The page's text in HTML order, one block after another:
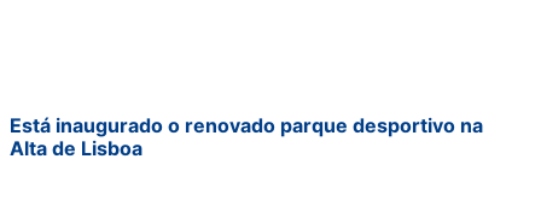
Está inaugurado o renovado parque desportivo na
Alta de Lisboa